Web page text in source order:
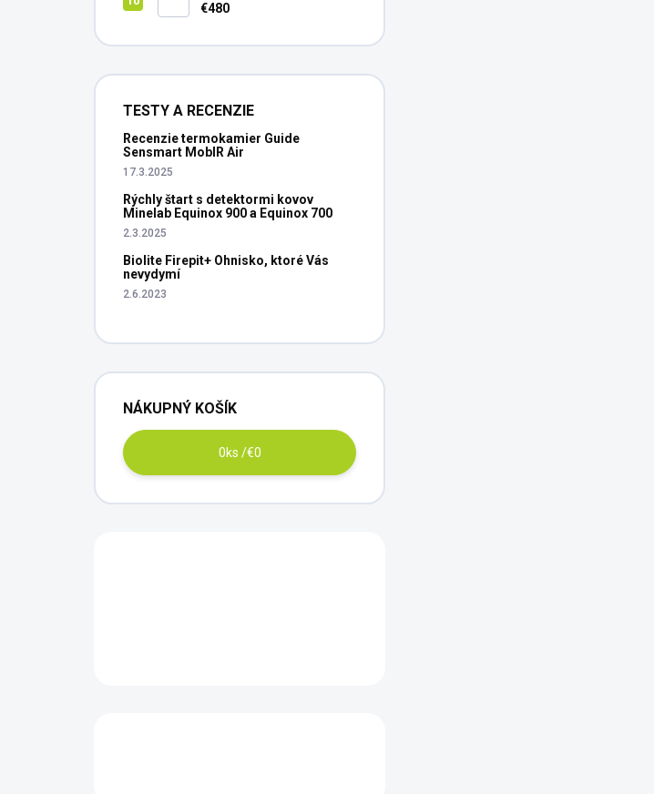
vedenie vŕtania Laserliner
€480
TESTY A RECENZIE
Recenzie termokamier Guide
Sensmart MobIR Air
17.3.2025
Rýchly štart s detektormi kovov
Minelab Equinox 900 a Equinox 700
2.3.2025
Biolite Firepit+ Ohnisko, ktoré Vás
nevydymí
2.6.2023
NÁKUPNÝ KOŠÍK
0ks /€0